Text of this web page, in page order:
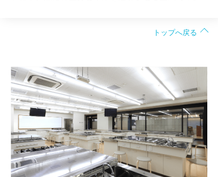
トップへ戻る